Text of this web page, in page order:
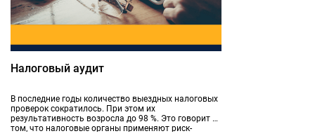
Налоговый аудит
В последние годы количество выездных налоговых
проверок сократилось. При этом их
результативность возросла до 98 %. Это говорит о
том, что налоговые органы применяют риск-